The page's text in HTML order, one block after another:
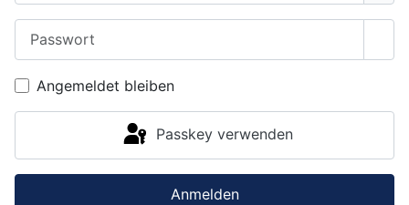
Angemeldet bleiben
Passkey verwenden
Anmelden